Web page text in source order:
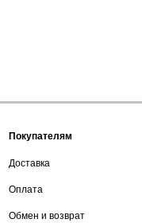
Покупателям
Доставка
Оплата
Обмен и возврат